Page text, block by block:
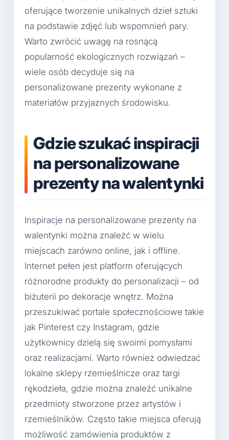
oferujące tworzenie unikalnych dzieł sztuki
na podstawie zdjęć lub wspomnień pary.
Warto zwrócić uwagę na rosnącą
popularność ekologicznych rozwiązań –
wiele osób decyduje się na
personalizowane prezenty wykonane z
materiałów przyjaznych środowisku.
Gdzie szukać inspiracji
na personalizowane
prezenty na walentynki
Inspiracje na personalizowane prezenty na
walentynki można znaleźć w wielu
miejscach zarówno online, jak i offline.
Internet pełen jest platform oferujących
różnorodne produkty do personalizacji – od
biżuterii po dekoracje wnętrz. Można
przeszukiwać portale społecznościowe takie
jak Pinterest czy Instagram, gdzie
użytkownicy dzielą się swoimi pomysłami
oraz realizacjami. Warto również odwiedzać
lokalne sklepy rzemieślnicze oraz targi
rękodzieła, gdzie można znaleźć unikalne
przedmioty stworzone przez artystów i
rzemieślników. Często takie miejsca oferują
możliwość zamówienia produktów z